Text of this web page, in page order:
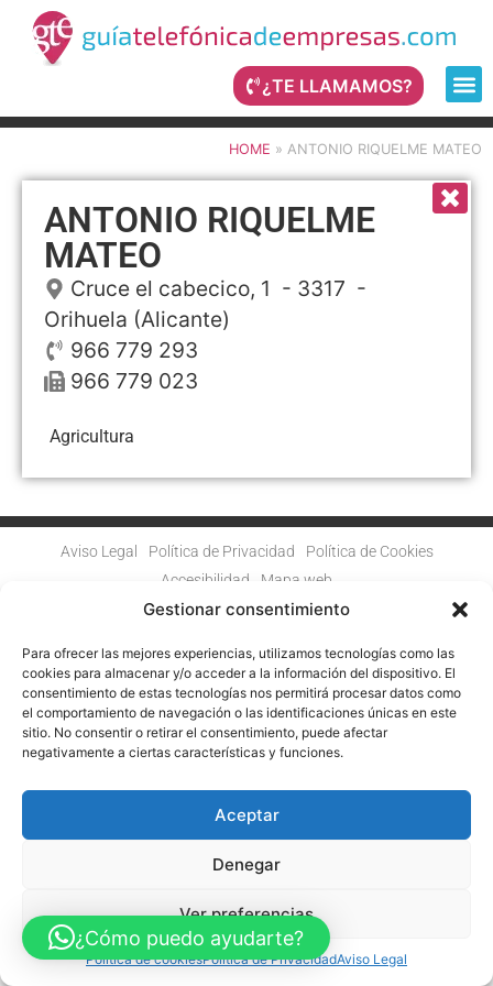
Gestionar consentimiento
Para ofrecer las mejores experiencias, utilizamos tecnologías como las
cookies para almacenar y/o acceder a la información del dispositivo. El
consentimiento de estas tecnologías nos permitirá procesar datos como
el comportamiento de navegación o las identificaciones únicas en este
sitio. No consentir o retirar el consentimiento, puede afectar
negativamente a ciertas características y funciones.
Aceptar
Denegar
Ver preferencias
Política de cookiesPolítica de PrivacidadAviso Legal
¿TE LLAMAMOS?
HOME » ANTONIO RIQUELME MATEO
ANTONIO RIQUELME
MATEO
Cruce el cabecico, 1 - 3317 -
Orihuela (Alicante)
966 779 293
966 779 023
Agricultura
Aviso Legal Política de Privacidad
Política de Cookies
Accesibilidad
Mapa web
FINANCIADO POR LA UNIÓN EUROPEA CON EL PROGRAMA KIT
DIGITAL POR LOS FONDOS NEXT GENERATION (EU) DEL
© Guia Telefónica de Empresas – Todos los derechos reservados.
¿Cómo puedo ayudarte?